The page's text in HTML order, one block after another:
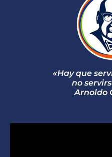
«Hay que
no
Arnoldo